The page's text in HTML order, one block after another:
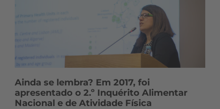
Ainda se lembra? Em 2017, foi
apresentado o 2.º Inquérito Alimentar
Nacional e de Atividade Física